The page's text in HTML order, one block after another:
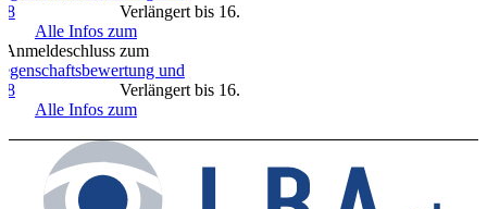
bis 16.
Alle Infos zum
zum
und
bis 16.
Alle Infos zum